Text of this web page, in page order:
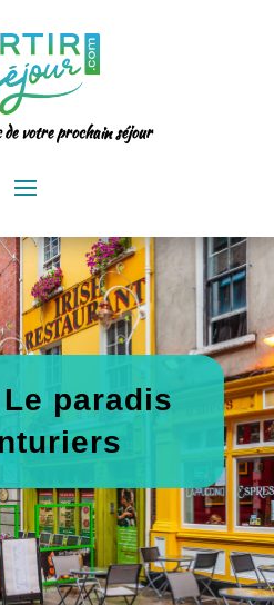
de votre prochain séjour
paradis